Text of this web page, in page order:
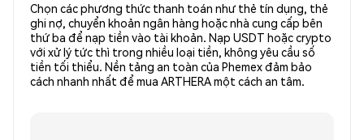
Chọn các phương thức thanh toán như thẻ tín dụng, thẻ
ghi nợ, chuyển khoản ngân hàng hoặc nhà cung cấp bên
thứ ba để nạp tiền vào tài khoản. Nạp USDT hoặc crypto
với xử lý tức thì trong nhiều loại tiền, không yêu cầu số
tiền tối thiểu. Nền tảng an toàn của Phemex đảm bảo
cách nhanh nhất để mua ARTHERA một cách an tâm.